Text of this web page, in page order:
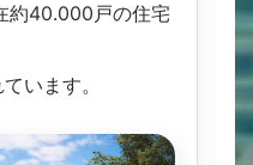
約40.000戸の住宅
います。